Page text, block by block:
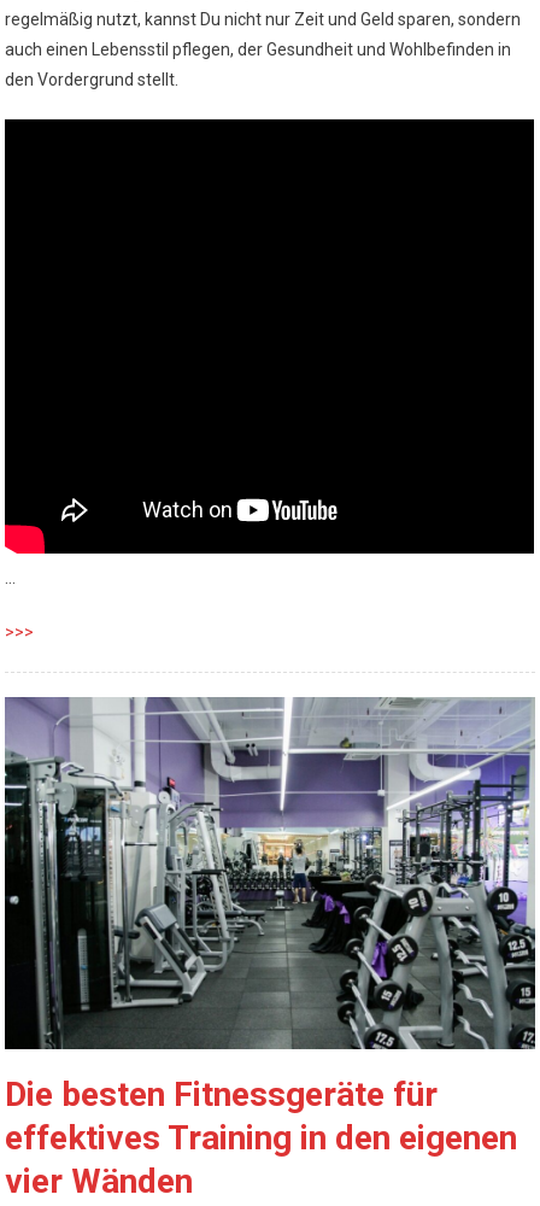
regelmäßig nutzt, kannst Du nicht nur Zeit und Geld sparen, sondern
auch einen Lebensstil pflegen, der Gesundheit und Wohlbefinden in
den Vordergrund stellt.
>>>
Die besten Fitnessgeräte für
effektives Training in den eigenen
vier Wänden